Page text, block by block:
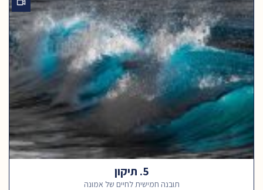
5. תיקון
תובנה חמישית לחיים של אמונה